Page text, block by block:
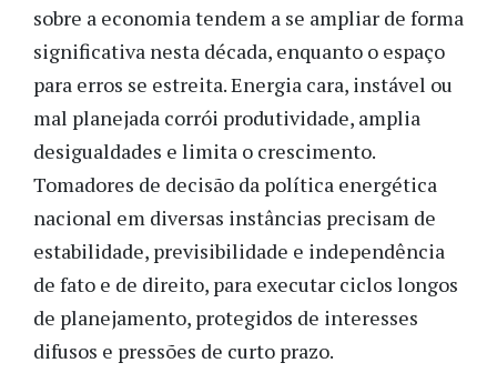
sobre a economia tendem a se ampliar de forma
significativa nesta década, enquanto o espaço
para erros se estreita. Energia cara, instável ou
mal planejada corrói produtividade, amplia
desigualdades e limita o crescimento.
Tomadores de decisão da política energética
nacional em diversas instâncias precisam de
estabilidade, previsibilidade e independência
de fato e de direito, para executar ciclos longos
de planejamento, protegidos de interesses
difusos e pressões de curto prazo.